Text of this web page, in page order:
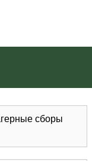
сборы